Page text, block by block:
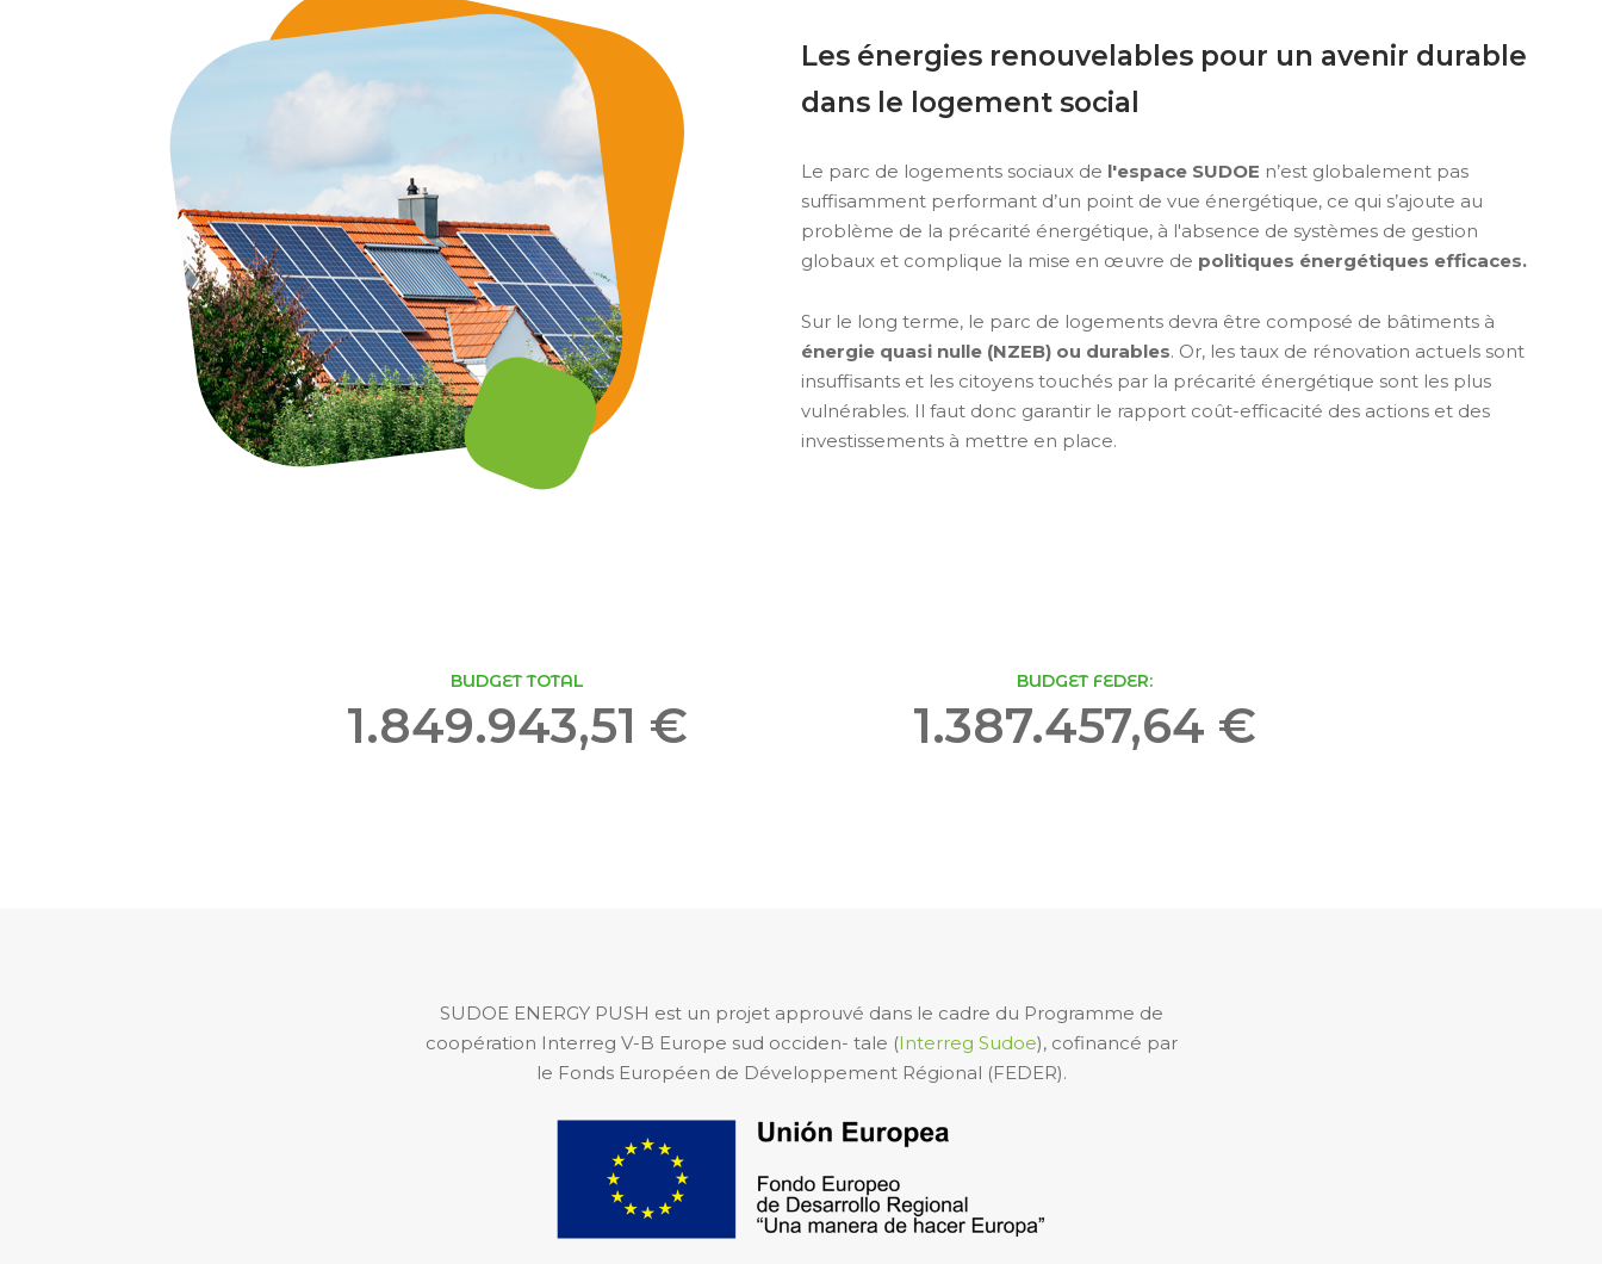
Les énergies renouvelables pour un avenir durable
dans le logement social
Le parc de logements sociaux de l'espace SUDOE n’est globalement pas
suffisamment performant d’un point de vue énergétique, ce qui s’ajoute au
problème de la précarité énergétique, à l'absence de systèmes de gestion
globaux et complique la mise en œuvre de politiques énergétiques efficaces.
Sur le long terme, le parc de logements devra être composé de bâtiments à
énergie quasi nulle (NZEB) ou durables. Or, les taux de rénovation actuels sont
insuffisants et les citoyens touchés par la précarité énergétique sont les plus
vulnérables. Il faut donc garantir le rapport coût-efficacité des actions et des
investissements à mettre en place.
BUDGET TOTAL
1.849.943,51 €
BUDGET FEDER:
1.387.457,64 €
SUDOE ENERGY PUSH est un projet approuvé dans le cadre du Programme de
coopération Interreg V-B Europe sud occiden- tale (Interreg Sudoe), cofinancé par
le Fonds Européen de Développement Régional (FEDER).